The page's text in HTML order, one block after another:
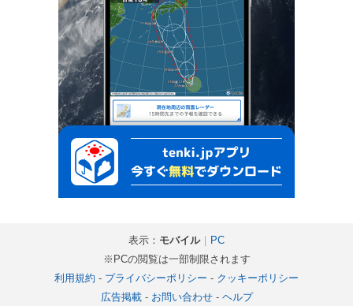
表示： モバイル｜ PC
※PCの閲覧は一部制限されます
利用規約 - プライバシーポリシー - クッキーポリシー
広告掲載- お問い合わせ- ヘルプ